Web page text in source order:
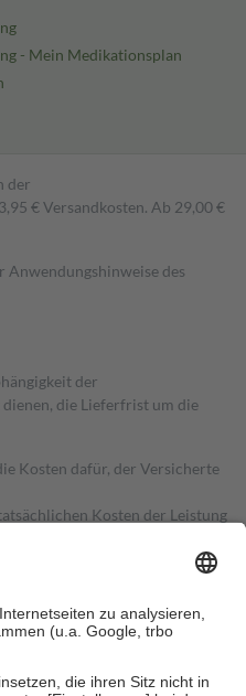
- Mein Medikationsplan
der
€ Versandkosten. Ab 29,00 €
des
der
die Lieferfrist um die
Kosten dafür, der Versicherte
Kosten der Leistung